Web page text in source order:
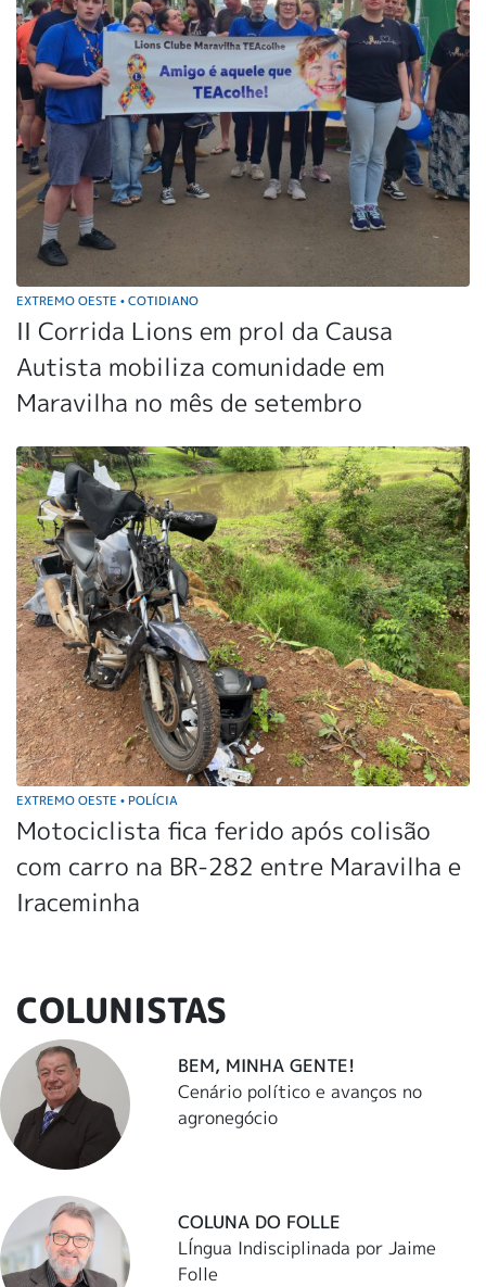
EXTREMO OESTE • COTIDIANO
II Corrida Lions em prol da Causa
Autista mobiliza comunidade em
Maravilha no mês de setembro
EXTREMO OESTE • POLÍCIA
Motociclista fica ferido após colisão
com carro na BR-282 entre Maravilha e
Iraceminha
COLUNISTAS
BEM, MINHA GENTE!
Cenário político e avanços no
agronegócio
COLUNA DO FOLLE
LÍngua Indisciplinada por Jaime
Folle